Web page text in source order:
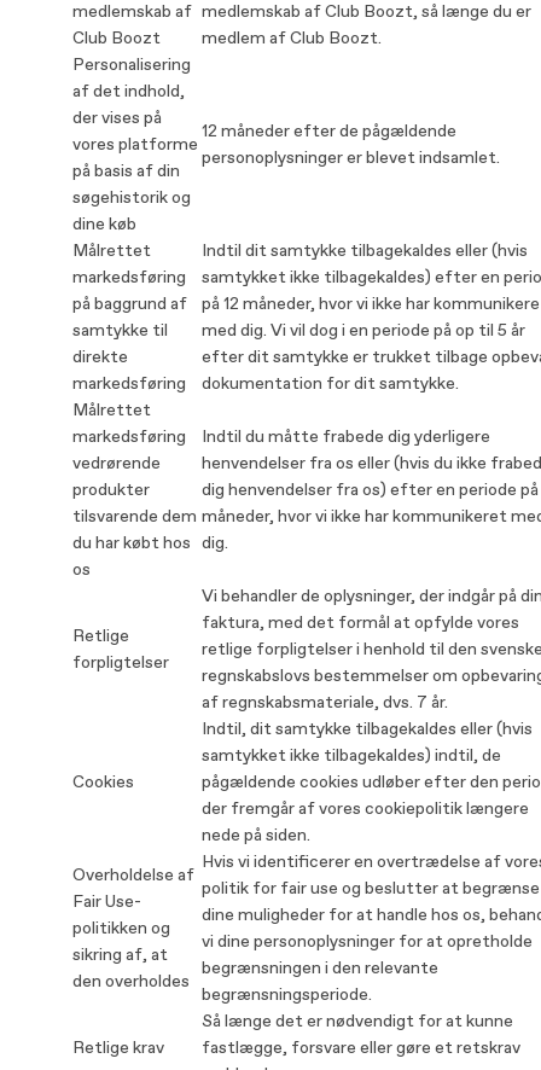
medlemskab af
Club Boozt
medlemskab af Club Boozt, så længe du er
medlem af Club Boozt.
Personalisering
af det indhold,
der vises på
vores platforme
på basis af din
søgehistorik og
dine køb
12 måneder efter de pågældende
personoplysninger er blevet indsamlet.
Målrettet
markedsføring
på baggrund af
samtykke til
direkte
markedsføring
Indtil dit samtykke tilbagekaldes eller (hvis
samtykket ikke tilbagekaldes) efter en
på 12 måneder, hvor vi ikke har
med dig. Vi vil dog i en periode på op til 5 år
efter dit samtykke er trukket tilbage
dokumentation for dit samtykke.
Målrettet
markedsføring
vedrørende
produkter
tilsvarende dem
du har købt hos
os
Indtil du måtte frabede dig yderligere
henvendelser fra os eller (hvis du ikke
dig henvendelser fra os) efter en periode på
måneder, hvor vi ikke har kommunikeret
dig.
Retlige
forpligtelser
Vi behandler de oplysninger, der indgår på
faktura, med det formål at opfylde vores
retlige forpligtelser i henhold til den
regnskabslovs bestemmelser om
af regnskabsmateriale, dvs. 7 år.
Cookies
Indtil, dit samtykke tilbagekaldes eller (hvis
samtykket ikke tilbagekaldes) indtil, de
pågældende cookies udløber efter den
der fremgår af vores cookiepolitik længere
nede på siden.
Overholdelse af
Fair Use-
politikken og
sikring af, at
den overholdes
Hvis vi identificerer en overtrædelse af
politik for fair use og beslutter at begrænse
dine muligheder for at handle hos os,
vi dine personoplysninger for at opretholde
begrænsningen i den relevante
begrænsningsperiode.
Retlige krav
Så længe det er nødvendigt for at kunne
fastlægge, forsvare eller gøre et retskrav